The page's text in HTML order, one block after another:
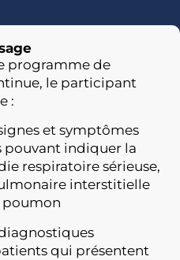
programme de
le participant
:
et symptômes
pouvant indiquer la
respiratoire sérieuse,
interstitielle
poumon
qui présentent